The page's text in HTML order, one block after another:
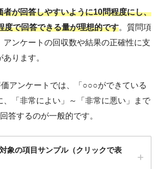
者が回答しやすいように10問程度にし、
度で回答できる量が理想的です。質問項
アンケートの回収数や結果の正確性に支
ります。
アンケートでは、「○○○ができている
、「非常によい」～「非常に悪い」まで
答するのが一般的です。
象の項目サンプル（クリックで表